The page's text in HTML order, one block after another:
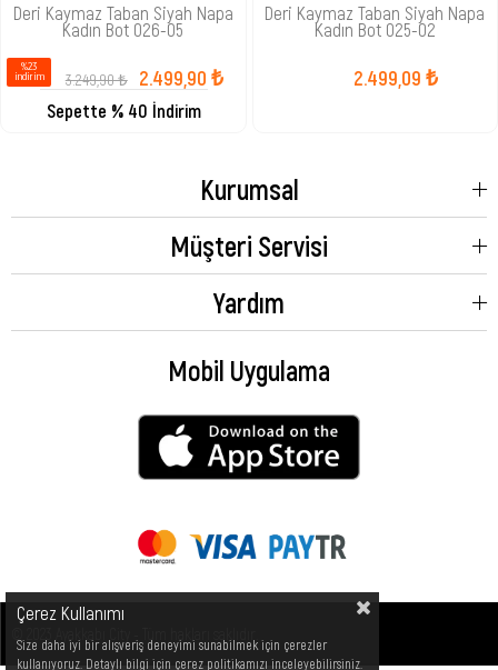
Deri Kaymaz Taban Siyah Napa
Kadın Bot 026-05
2.499,90 ₺
3.249,90 ₺
Sepette % 40 İndirim
%23
i̇ndirim
Deri Kaymaz Taban Siyah Napa
Kadın Bot 025-02
2.499,09 ₺
Kurumsal
Müşteri Servisi
Yardım
Mobil Uygulama
Çerez Kullanımı
Size daha iyi bir alışveriş deneyimi sunabilmek için çerezler
kullanıyoruz. Detaylı bilgi için çerez politikamızı inceleyebilirsiniz.